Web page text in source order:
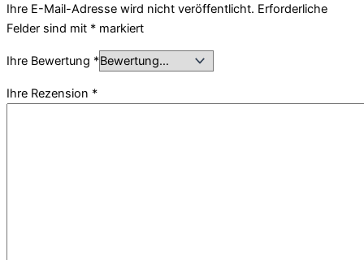
Ihre E-Mail-Adresse wird nicht veröffentlicht. Erforderliche
Felder sind mit * markiert
Ihre Bewertung *
Ihre Rezension *